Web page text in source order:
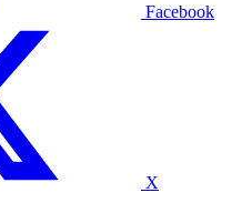
Facebook
X